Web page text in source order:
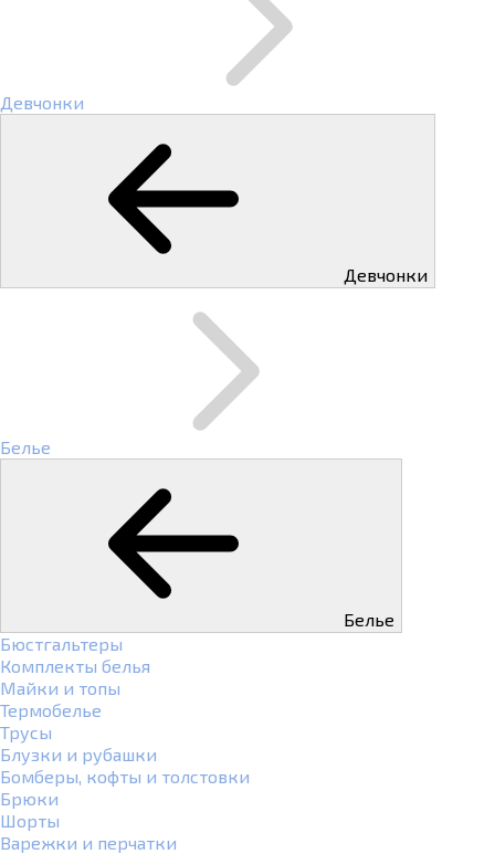
Девчонки
Девчонки
Белье
Белье
Бюстгальтеры
Комплекты белья
Майки и топы
Термобелье
Трусы
Блузки и рубашки
Бомберы, кофты и толстовки
Брюки
Шорты
Варежки и перчатки